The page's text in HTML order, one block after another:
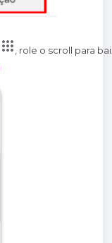
, role o scroll para